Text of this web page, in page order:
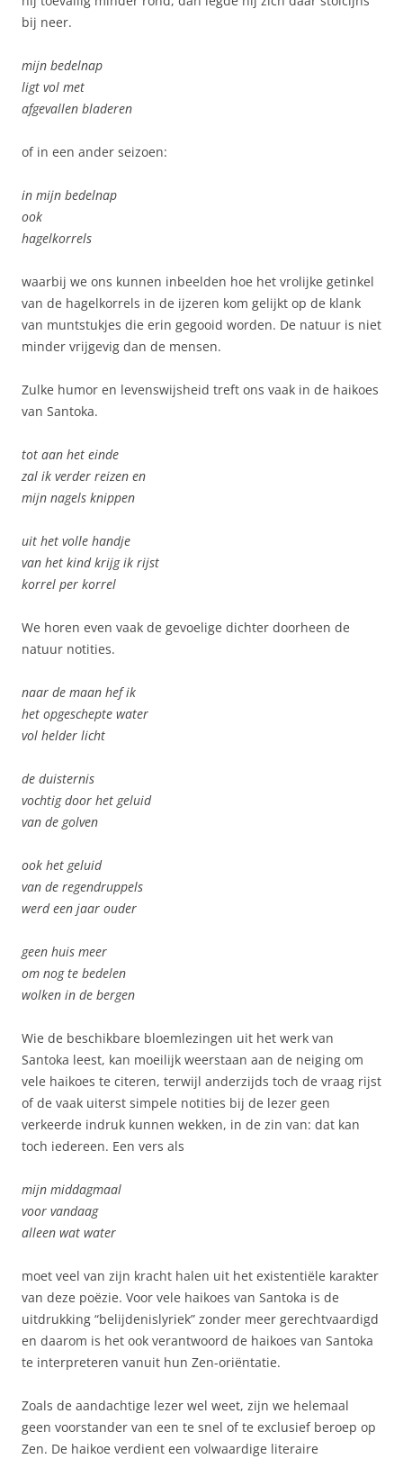
bij neer.
mijn bedelnap
ligt vol met
afgevallen bladeren
of in een ander seizoen:
in mijn bedelnap
ook
hagelkorrels
waarbij we ons kunnen inbeelden hoe het vrolijke getinkel
van de hagelkorrels in de ijzeren kom gelijkt op de klank
van muntstukjes die erin gegooid worden. De natuur is niet
minder vrijgevig dan de mensen.
Zulke humor en levenswijsheid treft ons vaak in de haikoes
van Santoka.
tot aan het einde
zal ik verder reizen en
mijn nagels knippen
uit het volle handje
van het kind krijg ik rijst
korrel per korrel
We horen even vaak de gevoelige dichter doorheen de
natuur notities.
naar de maan hef ik
het opgeschepte water
vol helder licht
de duisternis
vochtig door het geluid
van de golven
ook het geluid
van de regendruppels
werd een jaar ouder
geen huis meer
om nog te bedelen
wolken in de bergen
Wie de beschikbare bloemlezingen uit het werk van
Santoka leest, kan moeilijk weerstaan aan de neiging om
vele haikoes te citeren, terwijl anderzijds toch de vraag rijst
of de vaak uiterst simpele notities bij de lezer geen
verkeerde indruk kunnen wekken, in de zin van: dat kan
toch iedereen. Een vers als
mijn middagmaal
voor vandaag
alleen wat water
moet veel van zijn kracht halen uit het existentiële karakter
van deze poëzie. Voor vele haikoes van Santoka is de
uitdrukking “belijdenislyriek” zonder meer gerechtvaardigd
en daarom is het ook verantwoord de haikoes van Santoka
te interpreteren vanuit hun Zen-oriëntatie.
Zoals de aandachtige lezer wel weet, zijn we helemaal
geen voorstander van een te snel of te exclusief beroep op
Zen. De haikoe verdient een volwaardige literaire